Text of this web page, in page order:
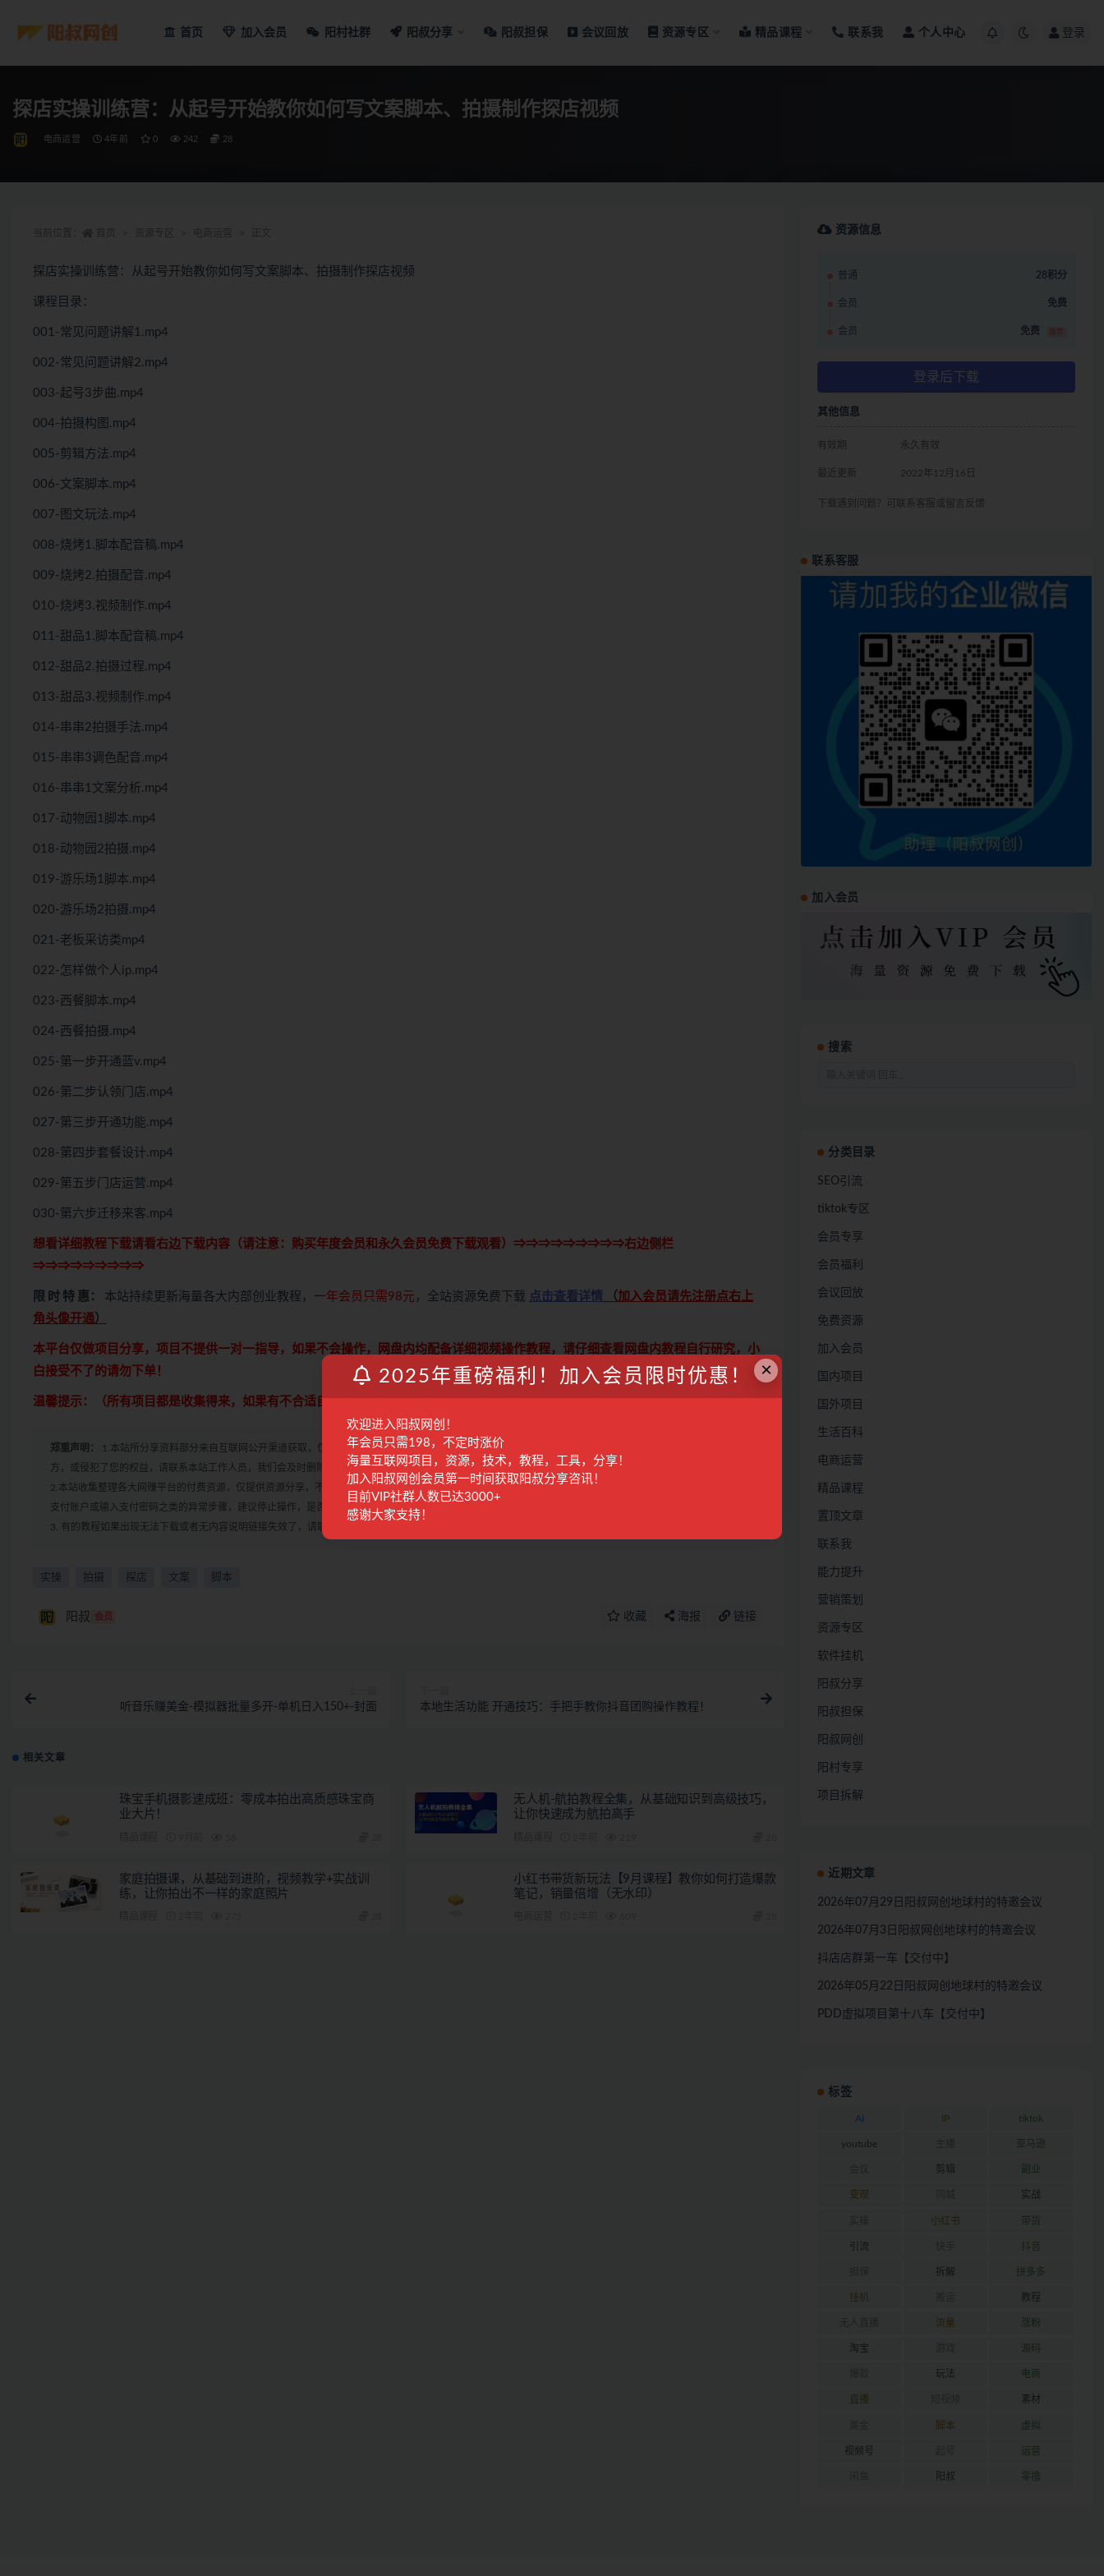
首页 加入会员 阳村社群 阳叔分享 阳叔担保 会议回放 资源专区 精品课程 联系我 个人中心 登录
探店实操训练营：从起号开始教你如何写文案脚本、拍摄制作探店视频
电商运营 4年前 0 242 28
探店实操训练营：从起号开始教你如何写文案脚本、拍摄制作探店视频
课程目录：
001-常见问题讲解1.mp4
002-常见问题讲解2.mp4
003-起号3步曲.mp4
004-拍摄构图.mp4
005-剪辑方法.mp4
006-文案脚本.mp4
007-图文玩法.mp4
008-烧烤1.脚本配音稿.mp4
009-烧烤2.拍摄配音.mp4
010-烧烤3.视频制作.mp4
011-甜品1.脚本配音稿.mp4
012-甜品2.拍摄过程.mp4
013-甜品3.视频制作.mp4
014-串串2拍摄手法.mp4
015-串串3调色配音.mp4
016-串串1文案分析.mp4
017-动物园1脚本.mp4
018-动物园2拍摄.mp4
019-游乐场1脚本.mp4
020-游乐场2拍摄.mp4
021-老板采访类mp4
022-怎样做个人ip.mp4
023-西餐脚本.mp4
024-西餐拍摄.mp4
025-第一步开通蓝v.mp4
026-第二步认领门店.mp4
027-第三步开通功能.mp4
028-第四步套餐设计.mp4
029-第五步门店运营.mp4
030-第六步迁移来客.mp4
想看详细教程下载请看右边下载内容（请注意： 购买年度会员和永久会员免费下载观看）⇒⇒⇒⇒⇒⇒⇒⇒⇒右边侧栏
⇒⇒⇒⇒⇒⇒⇒⇒⇒
限 时 特 惠： 本站持续更新海量各大内部创业教程， 一年会员只需98元 ，全站资源免费下载 点击查看详情 （加入会员请先注册点右上
角头像开通）
本平台仅做项目分享，项目不提供一对一指导，如果不会操作，网盘内均配备详细视频操作教程，请仔细查看网盘内教程自行研究，小
白接受不了的请勿下单！
温馨提示：（所有项目都是收集得来，如果有不合适自己的，萝卜青菜各有所爱，注意自己甄选，避免踩坑，谢谢！）
郑重声明：
1.本站所分享资料部分来自互联网公开渠道获取，仅供会员学习交流使用，请于24小时内删除，尊重原作者及出版方，如认为本站有使用不当的地
方，或侵犯了您的权益，请联系本站工作人员，我们会及时删除。如果遇到付费才可观看的文章，建议升级本站VIP，全站所有资源“任意下免费看”。
2.本站收集整理各大网赚平台的付费资源，仅提供资源分享，不提供任何的一对一教学指导，不提供任何收益保障，具体请自行分辨测试，如遇充值环节或绑定
支付账户或输入支付密码之类的异常步骤，建议停止操作，是否有风险请自行甄别，本站概不负责！
3. 有的教程如果出现无法下载或者无内容说明链接失效了，请联系客服进行处理。
实操 拍摄 探店 文案 脚本
阳叔 会员 收藏 海报 链接
听音乐赚美金-模拟器批量多开-单机日入150+-封面 本地生活功能 开通技巧：手把手教你抖音团购操作教程！
相关文章
珠宝手机摄影速成班：零成本拍出高质感珠宝商
业大片！
无人机-航拍教程全集，从基础知识到高级技巧，
让你快速成为航拍高手
家庭拍摄课，从基础到进阶，视频教学+实战训
练，让你拍出不一样的家庭照片
小红书带货新玩法【9月课程】教你如何打造爆款
笔记，销量倍增（无水印）
资源信息
普通 28积分
会员 免费
会员 免费 推荐
登录后下载
其他信息
有效期 永久有效
最近更新 2022年12月16日
下载遇到问题？可联系客服或留言反馈
联系客服
加入会员
搜索
分类目录
SEO引流
tiktok专区
会员专享
会员福利
会议回放
免费资源
加入会员
国内项目
国外项目
生活百科
电商运营
精品课程
置顶文章
联系我
能力提升
营销策划
资源专区
软件挂机
阳叔分享
阳叔担保
阳叔网创
阳村专享
项目拆解
近期文章
2026年07月29日阳叔网创地球村的特邀会议
2026年07月3日阳叔网创地球村的特邀会议
抖店店群第一车【交付中】
2026年05月22日阳叔网创地球村的特邀会议
PDD虚拟项目第十八车【交付中】
标签
AI IP tiktok
youtube 亚马逊
剪辑 副业
变现 实战
小红书 带货
引流 抖音
拆解 拼多多
挂机 教程
流量 涨粉
淘宝 源码
玩法 电商
直播 素材
脚本 虚拟
视频号 运营
阳叔 零撸
×
2025年重磅福利！加入会员限时优惠！
欢迎进入阳叔网创！
年会员只需198，不定时涨价
海量互联网项目，资源，技术，教程，工具，分享！
加入阳叔网创会员第一时间获取阳叔分享咨讯！
目前VIP社群人数已达3000+
感谢大家支持！